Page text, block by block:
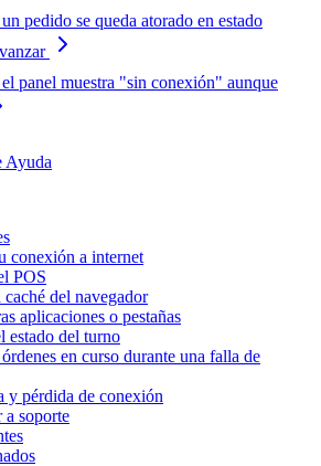
pedido se queda atorado en estado
panel muestra "sin conexión" aunque
Ayuda
conexión a internet
POS
del navegador
aplicaciones o pestañas
estado del turno
en curso durante una falla de
y pérdida de conexión
a soporte